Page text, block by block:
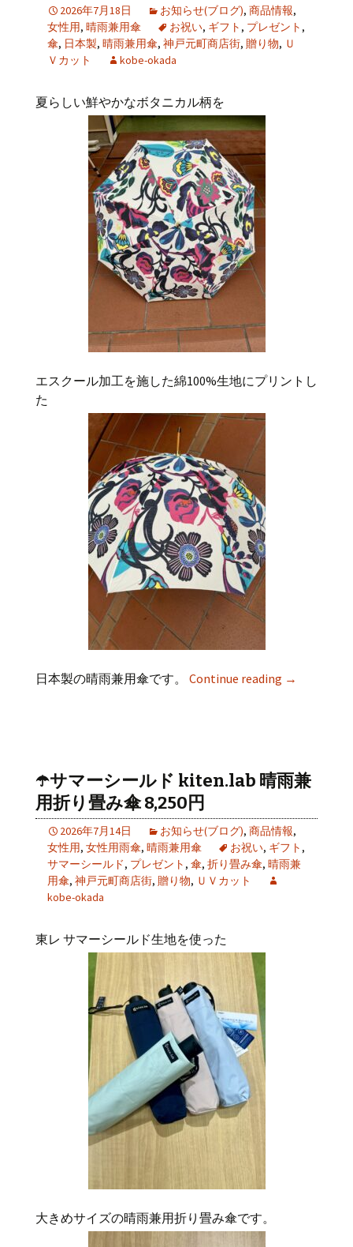
2026年7月18日 お知らせ(ブログ), 商品情報,
女性用, 晴雨兼用傘 お祝い, ギフト , プレゼント ,
傘, 日本製, 晴雨兼用傘, 神戸元町商店街, 贈り物, Ｕ
Ｖカット
kobe-okada
夏らしい鮮やかなボタニカル柄を
エスクール加工を施した綿100%生地にプリントし
た
日本製の晴雨兼用傘です。 Continue reading →
☂️サマーシールド kiten.lab 晴雨兼
用折り畳み傘 8,250円
2026年7月14日 お知らせ(ブログ), 商品情報,
女性用, 女性用雨傘, 晴雨兼用傘 お祝い, ギフト ,
サマーシールド, プレゼント , 傘, 折り畳み傘, 晴雨兼
用傘, 神戸元町商店街, 贈り物, ＵＶカット
kobe-okada
東レ サマーシールド生地を使った
大きめサイズの晴雨兼用折り畳み傘です。